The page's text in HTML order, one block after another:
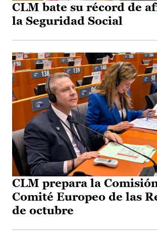
CLM bate su récord de
la Seguridad Social
CLM prepara la
Comité Europeo de las
de octubre